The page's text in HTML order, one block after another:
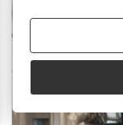
ich eine
Tierpfleger/
Gespräch
werden
erhoben